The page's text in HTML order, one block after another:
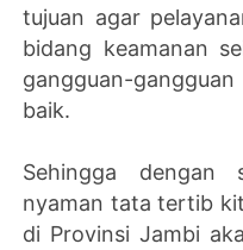
tujuan agar
bidang keamanan
gangguan-
baik.
Sehingga
nyaman tata tertib
di Provinsi Jambi